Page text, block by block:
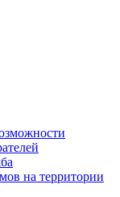
на территории